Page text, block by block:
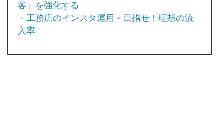
客」を強化する
・工務店のインスタ運用・目指せ！理想の流
入率